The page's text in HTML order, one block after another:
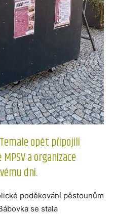
opět připojili
a organizace
dni.
poděkování pěstounům
se stala